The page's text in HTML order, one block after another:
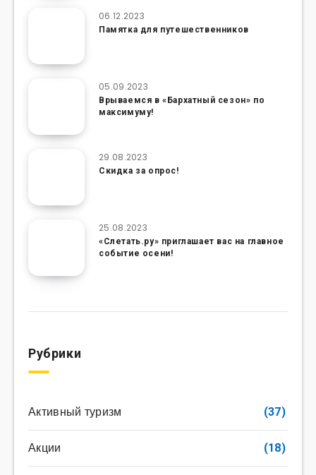
06.12.2023
Памятка для путешественников
05.09.2023
Врываемся в «Бархатный сезон» по
максимуму!
29.08.2023
Скидка за опрос!
25.08.2023
«Слетать.ру» приглашает вас на главное
событие осени!
Рубрики
Активный туризм (37)
Акции (18)